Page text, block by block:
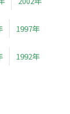
1997年
1992年